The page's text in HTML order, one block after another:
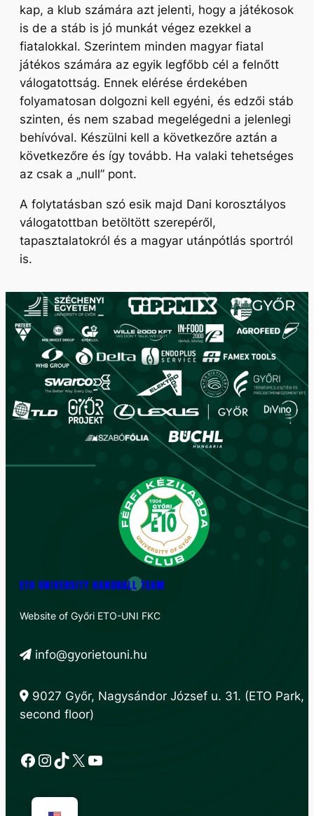
kap, a klub számára azt jelenti, hogy a játékosok
is de a stáb is jó munkát végez ezekkel a
fiatalokkal. Szerintem minden magyar fiatal
játékos számára az egyik legfőbb cél a felnőtt
válogatottság. Ennek elérése érdekében
folyamatosan dolgozni kell egyéni, és edzői stáb
szinten, és nem szabad megelégedni a jelenlegi
behívóval. Készülni kell a következőre aztán a
következőre és így tovább. Ha valaki tehetséges
az csak a „null” pont.
A folytatásban szó esik majd Dani korosztályos
válogatottban betöltött szerepéről,
tapasztalatokról és a magyar utánpótlás sportról
is.
ETO UNIVERSITY HANDBALL TEAM
Website of Győri ETO-UNI FKC
info@gyorietouni.hu
9027 Győr, Nagysándor József u. 31. (ETO Park,
second floor)
Facebook
Instagram
TikTok
X YouTube